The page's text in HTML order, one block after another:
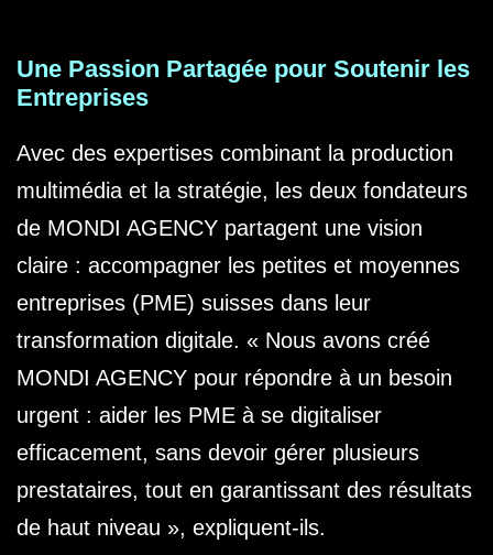
Une Passion Partagée pour Soutenir les
Entreprises
Avec des expertises combinant la production
multimédia et la stratégie, les deux fondateurs
de MONDI AGENCY partagent une vision
claire : accompagner les petites et moyennes
entreprises (PME) suisses dans leur
transformation digitale. « Nous avons créé
MONDI AGENCY pour répondre à un besoin
urgent : aider les PME à se digitaliser
efficacement, sans devoir gérer plusieurs
prestataires, tout en garantissant des résultats
de haut niveau », expliquent-ils.